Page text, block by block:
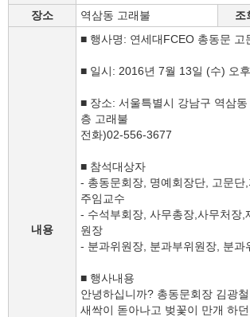
장소
역삼동 고래불 조
내용
■ 행사명: 연세대FCEO 총동문 고
■ 일시: 2016년 7월 13일 (수) 오
■ 장소: 서울특별시 강남구 역삼
층 고래불
전화)02-556-3677
■ 참석대상자
- 총동문회장, 명예회장단, 고문단
주임교수
- 수석부회장, 사무총장,사무처장,
원장
- 분과위원장, 분과부위원장, 분과
■ 행사내용
안녕하십니까? 총동문회장 김광
새싹이 돋아나고 벚꽃이 만개 하